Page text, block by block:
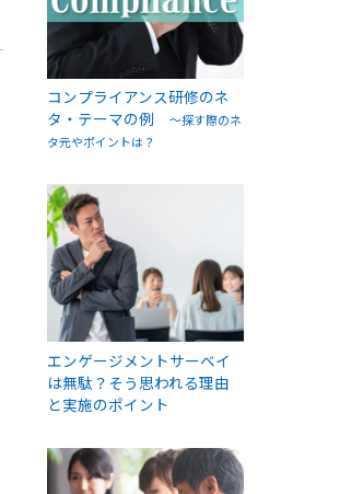
コンプライアンス研修のネ
タ・テーマの例
～探す際のネ
タ元やポイントは？
エンゲージメントサーベイ
は無駄？そう思われる理由
と実施のポイント